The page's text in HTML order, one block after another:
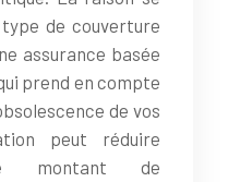
de couverture
assurance basée
prend en compte
de vos
peut réduire
le montant de